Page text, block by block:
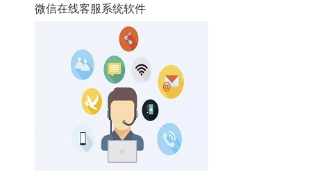
微信在线客服系统软件